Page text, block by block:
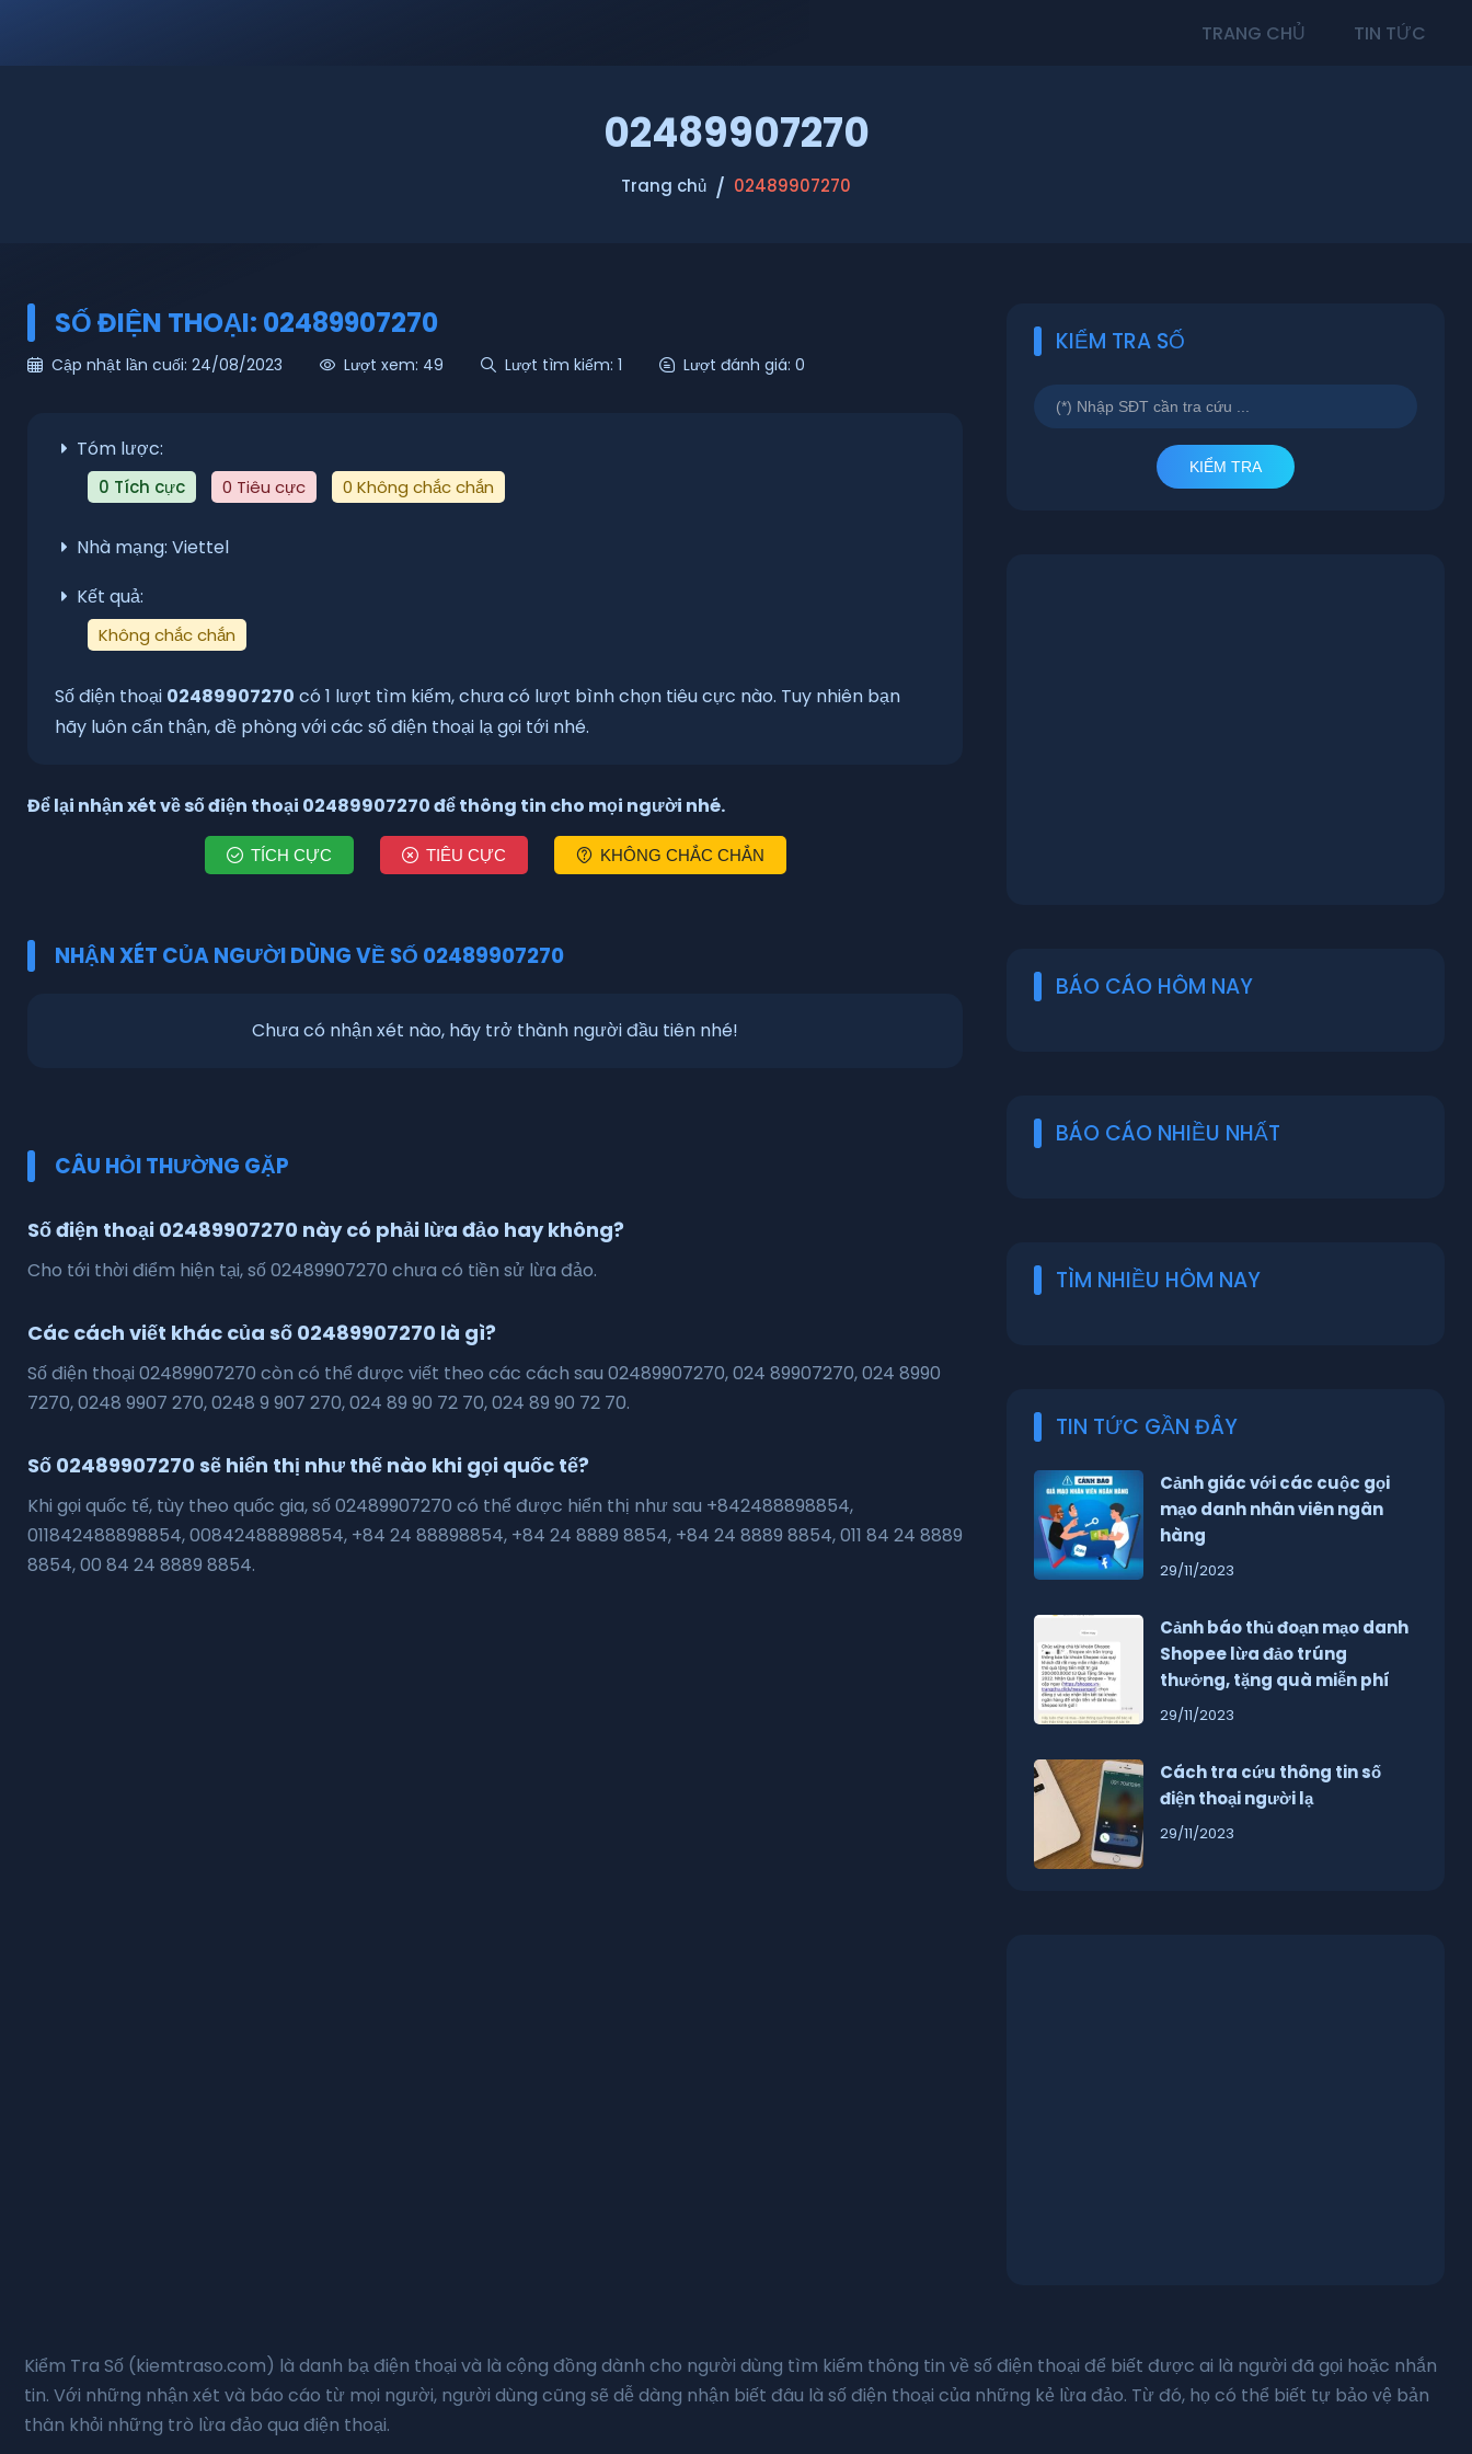
TRANG CHỦ TIN TỨC
02489907270
Trang chủ 02489907270
SỐ ĐIỆN THOẠI: 02489907270
Cập nhật lần cuối: 24/08/2023 Lượt xem: 49 Lượt tìm kiếm: 1 Lượt đánh giá: 0
Tóm lược:
0 Tích cực 0 Tiêu cực 0 Không chắc chắn
Nhà mạng: Viettel
Kết quả:
Không chắc chắn
Số điện thoại 02489907270 có 1 lượt tìm kiếm, chưa có lượt bình chọn tiêu cực nào. Tuy nhiên bạn
hãy luôn cẩn thận, đề phòng với các số điện thoại lạ gọi tới nhé.
Để lại nhận xét về số điện thoại 02489907270để thông tin cho mọi người nhé.
TÍCH CỰC TIÊU CỰC KHÔNG CHẮC CHẮN
NHẬN XÉT CỦA NGƯỜI DÙNG VỀ SỐ 02489907270
Chưa có nhận xét nào, hãy trở thành người đầu tiên nhé!
CÂU HỎI THƯỜNG GẶP
Số điện thoại 02489907270 này có phải lừa đảo hay không?
Cho tới thời điểm hiện tại, số 02489907270 chưa có tiền sử lừa đảo.
Các cách viết khác của số 02489907270 là gì?
Số điện thoại 02489907270 còn có thể được viết theo các cách sau 02489907270, 024 89907270, 024 8990
7270, 0248 9907 270, 0248 9 907 270, 024 89 90 72 70, 024 89 90 72 70.
Số 02489907270 sẽ hiển thị như thế nào khi gọi quốc tế?
Khi gọi quốc tế, tùy theo quốc gia, số 02489907270 có thể được hiển thị như sau +842488898854,
011842488898854, 00842488898854, +84 24 88898854, +84 24 8889 8854, +84 24 8889 8854, 011 84 24 8889
8854, 00 84 24 8889 8854.
KIỂM TRA SỐ
KIỂM TRA
BÁO CÁO HÔM NAY
BÁO CÁO NHIỀU NHẤT
TÌM NHIỀU HÔM NAY
TIN TỨC GẦN ĐÂY
Cảnh giác với các cuộc gọi
mạo danh nhân viên ngân
hàng
29/11/2023
Cảnh báo thủ đoạn mạo danh
Shopee lừa đảo trúng
thưởng, tặng quà miễn phí
29/11/2023
Cách tra cứu thông tin số
điện thoại người lạ
29/11/2023
Kiểm Tra Số (kiemtraso.com) là danh bạ điện thoại và là cộng đồng dành cho người dùng tìm kiếm thông tin về số điện thoại để biết được ai là người đã gọi hoặc nhắn
tin. Với những nhận xét và báo cáo từ mọi người, người dùng cũng sẽ dễ dàng nhận biết đâu là số điện thoại của những kẻ lừa đảo. Từ đó, họ có thể biết tự bảo vệ bản
thân khỏi những trò lừa đảo qua điện thoại.